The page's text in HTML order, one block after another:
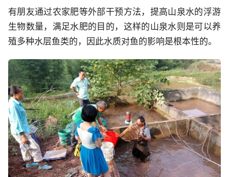
有朋友通过农家肥等外部干预方法，提高山泉水的浮游
生物数量，满足水肥的目的，这样的山泉水则是可以养
殖多种水层鱼类的，因此水质对鱼的影响是根本性的。